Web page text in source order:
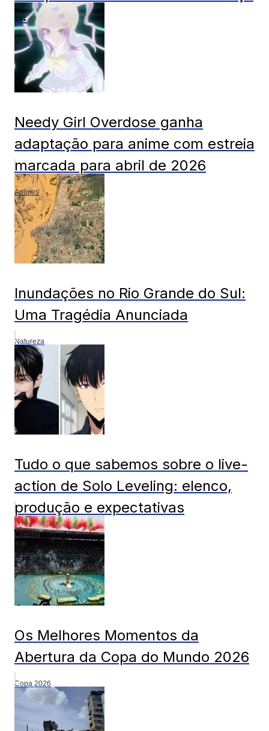
...
Games
Needy Girl Overdose ganha
adaptação para anime com estreia
marcada para abril de 2026
Animes
Inundações no Rio Grande do Sul:
Uma Tragédia Anunciada
Natureza
Tudo o que sabemos sobre o live-
action de Solo Leveling: elenco,
produção e expectativas
Cinema
Os Melhores Momentos da
Abertura da Copa do Mundo 2026
Copa 2026